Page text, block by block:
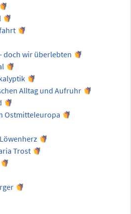
doch wir überlebten
Alltag und Aufruhr
Ostmitteleuropa
Trost